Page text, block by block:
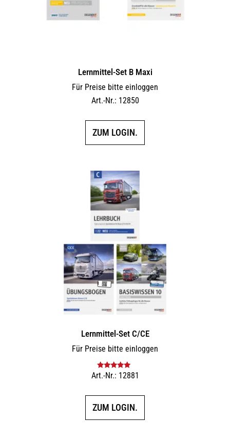
Lernmittel-Set B Maxi
Für Preise bitte einloggen
Art.-Nr.: 12850
ZUM LOGIN.
Lernmittel-Set C/CE
Für Preise bitte einloggen
Bewertet mit
Art.-Nr.: 12881
ZUM LOGIN.